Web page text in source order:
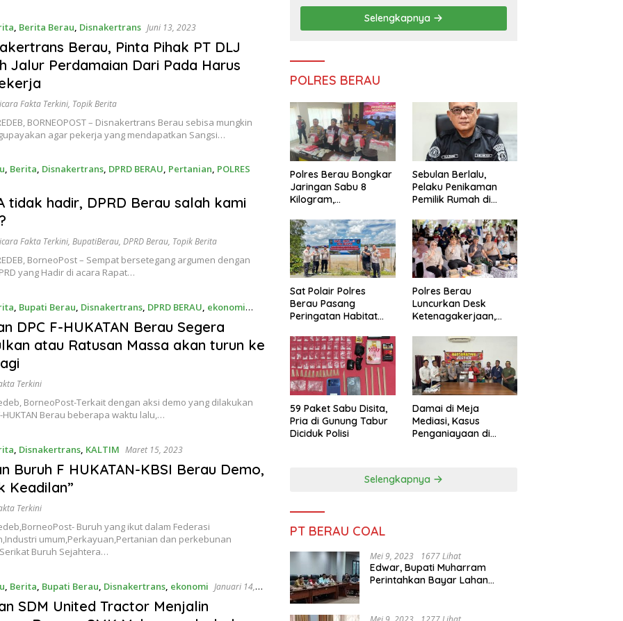
, Berita Berau, Disnakertrans Juni 13, 2023
Berau, Pinta Pihak PT DLJ
Jalur Perdamaian Dari Pada Harus
Fakta Terkini, Topik Berita
BORNEOPOST – Disnakertrans Berau sebisa mungkin
agar pekerja yang mendapatkan Sangsi…
, Berita, Disnakertrans, DPRD BERAU, Pertanian, POLRES
tidak hadir, DPRD Berau salah kami
Fakta Terkini, BupatiBerau, DPRD Berau, Topik Berita
BorneoPost – Sempat bersetegang argumen dengan
yang Hadir di acara Rapat…
, Bupati Berau, Disnakertrans, DPRD BERAU, ekonomi
DPC F-HUKATAN Berau Segera
atau Ratusan Massa akan turun ke
Terkini
BorneoPost-Terkait dengan aksi demo yang dilakukan
HUKTAN Berau beberapa waktu lalu,…
, Disnakertrans, KALTIM Maret 15, 2023
Buruh F HUKATAN-KBSI Berau Demo,
Keadilan”
Terkini
Buruh yang ikut dalam Federasi
umum,Perkayuan,Pertanian dan perkebunan
Buruh Sejahtera…
, Berita, Bupati Berau, Disnakertrans, ekonomi Januari 14,
SDM United Tractor Menjalin
Persatuan
Selengkapnya
POLRES BERAU
Polres Berau Bongkar
Jaringan Sabu 8
Kilogram,
dari Dalam Lapas
Tarakan
Sebulan Berlalu,
Pelaku Penikaman
Pemilik Rumah di
Diburu Polisi
Sat Polair Polres
Berau Pasang
Peringatan Habitat
Polres Berau
Luncurkan Desk
Ketenagakerjaan,
Didorong Tuntas
Lewat Mediasi
59 Paket Sabu Disita,
Pria di Gunung Tabur
Diciduk Polisi
Damai di Meja
Mediasi, Kasus
Penganiayaan di
Selengkapnya
PT BERAU COAL
Mei 9, 2023 1677 Lihat
Edwar, Bupati Muharram
Perintahkan Bayar Lahan